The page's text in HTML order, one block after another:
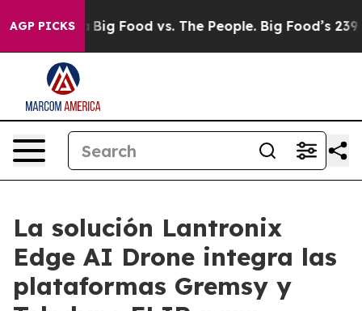
AGP PICKS
Big Food vs. The People. Big Food’s 239
La solución Lantronix
Edge AI Drone integra las
plataformas Gremsy y